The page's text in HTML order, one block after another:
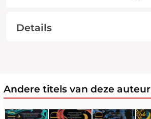
Details
Andere titels van deze auteur